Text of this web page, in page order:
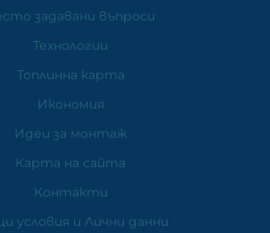
задавани въпроси
Технологии
Топлинна карта
Икономия
Идеи за монтаж
Карта на сайта
Контакти
условия и Лични данни